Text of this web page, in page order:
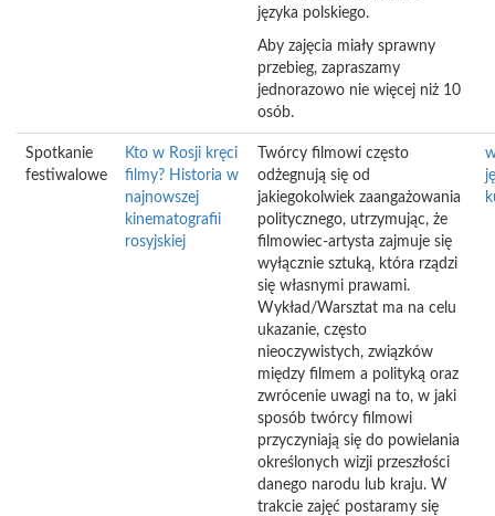
języka polskiego.
Aby zajęcia miały sprawny
przebieg, zapraszamy
jednorazowo nie więcej niż 10
osób.
Spotkanie
festiwalowe
Kto w Rosji kręci
filmy? Historia w
najnowszej
kinematografii
rosyjskiej
Twórcy filmowi często
odżegnują się od
jakiegokolwiek zaangażowania
politycznego, utrzymując, że
filmowiec-artysta zajmuje się
wyłącznie sztuką, która rządzi
się własnymi prawami.
Wykład/Warsztat ma na celu
ukazanie, często
nieoczywistych, związków
między filmem a polityką oraz
zwrócenie uwagi na to, w jaki
sposób twórcy filmowi
przyczyniają się do powielania
określonych wizji przeszłości
danego narodu lub kraju. W
trakcie zajęć postaramy się